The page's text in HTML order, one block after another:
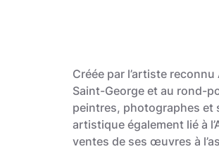
Créée par l’artiste
Saint-George et au rond-
peintres, photographes et
artistique également lié à
ventes de ses œuvres à